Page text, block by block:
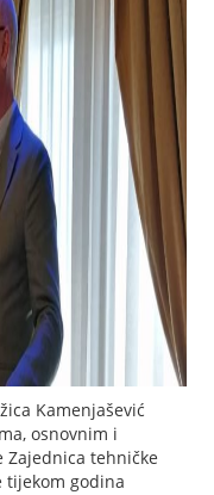
Kamenjašević
osnovnim i
tehničke
tijekom godina